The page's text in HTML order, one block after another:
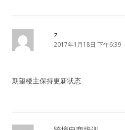
z
2017年1月18日 下午6:39
期望楼主保持更新状态